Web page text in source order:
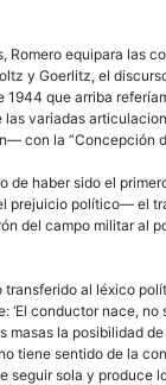
Romero equipara las
y Goerlitz, el
1944 que arriba
las variadas
con la “Concepción
de haber sido el
prejuicio político— el
del campo militar al
al léxico
conductor nace, no
masas la posibilidad
tiene sentido de la
seguir sola y produce